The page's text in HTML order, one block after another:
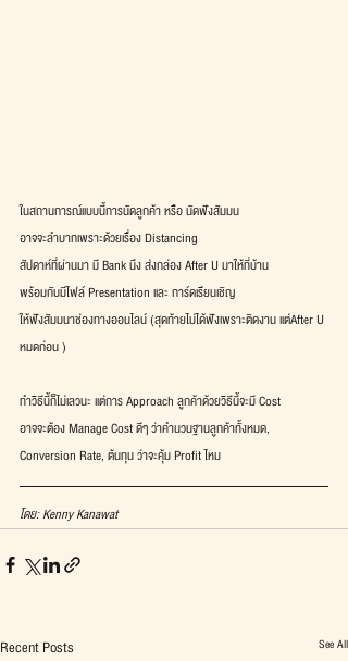
ในสถานการณ์แบบนี้การนัดลูกค้า หรือ นัดฟังสัมมน
อาจจะลำบากเพราะด้วยเรื่อง Distancing
สัปดาห์ที่ผ่านมา มี Bank นึง ส่งกล่อง After U มาให้ที่บ้าน
พร้อมกับมีไฟล์ Presentation และ การ์ดเรียนเชิญ
ให้ฟังสัมมนาช่องทางออนไลน์ (สุดท้ายไม่ได้ฟังเพราะติดงาน แต่After U
หมดก่อน )
ทำวิธีนี้ก็ไม่เลวนะ แต่การ Approach ลูกค้าด้วยวิธีนี้จะมี Cost
อาจจะต้อง Manage Cost ดีๆ ว่าคำนวนฐานลูกค้าทั้งหมด,
Conversion Rate, ต้นทุน ว่าจะคุ้ม Profit ไหม
โดย: Kenny Kanawat
Recent Posts See All